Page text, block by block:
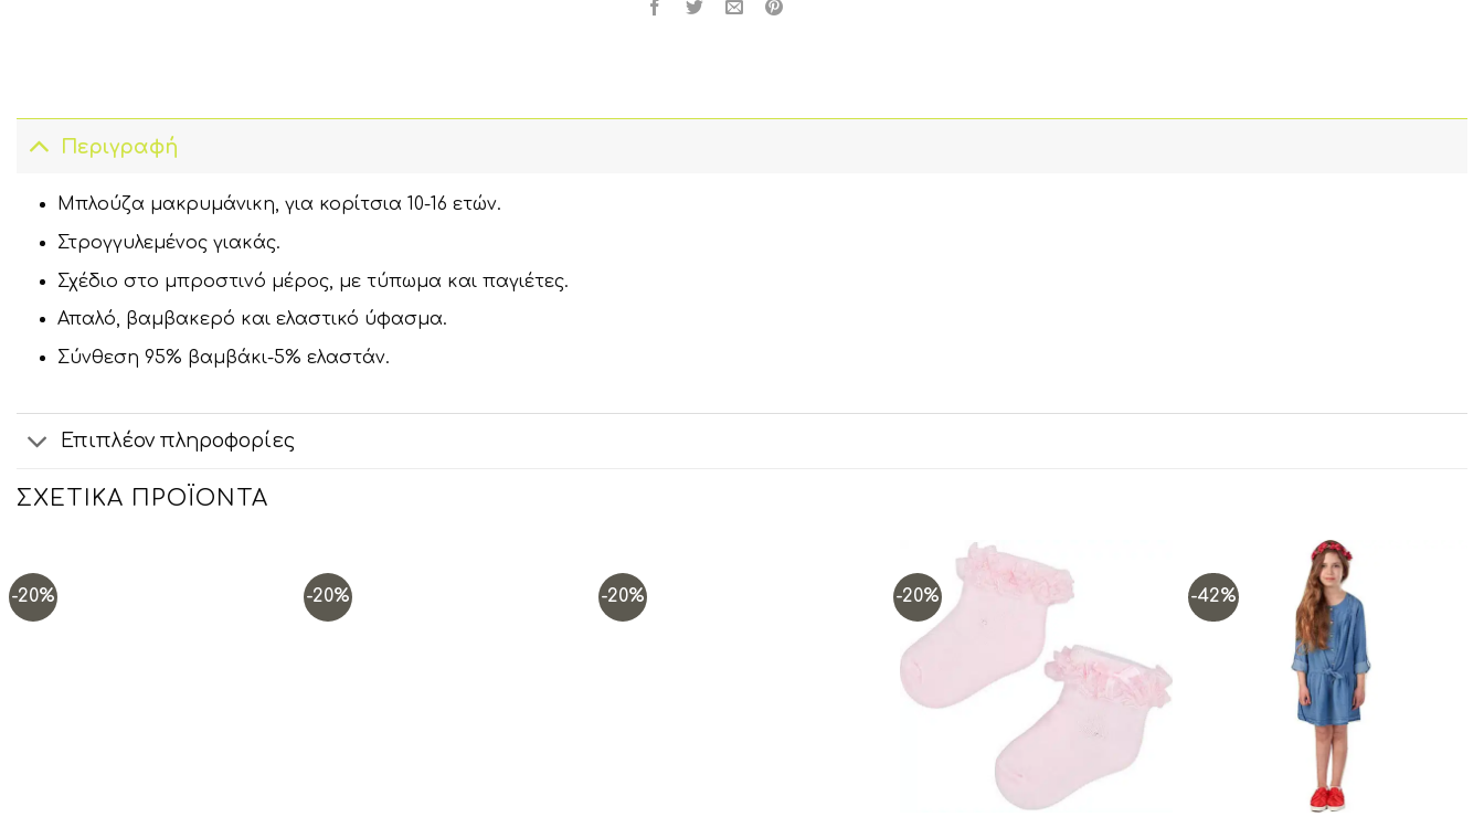
Περιγραφή
Μπλούζα μακρυμάνικη, για κορίτσια 10-16 ετών.
Στρογγυλεμένος γιακάς.
Σχέδιο στο μπροστινό μέρος, με τύπωμα και παγιέτες.
Απαλό, βαμβακερό και ελαστικό ύφασμα.
Σύνθεση 95% βαμβάκι-5% ελαστάν.
Επιπλέον πληροφορίες
ΣΧΕΤΙΚΆ ΠΡΟΪΌΝΤΑ
-20% -20% -20% -20% -42%